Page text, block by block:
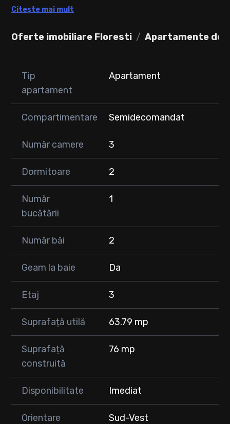
Oferte imobiliare Floresti Apartamente de
Separtat se poate achizitiona si parcare subterana la 8.500
mp.
CF-urile vor iesi maxim pana in luna martie.
detalii si vizionari .
Citește mai mult
Tip
apartament
Apartament
Compartimentare Semidecomandat
Număr camere 3
Dormitoare 2
Număr
bucătării
1
Număr băi 2
Geam la baie Da
Etaj 3
Suprafață utilă 63.79 mp
Suprafață
construită
76 mp
Disponibilitate Imediat
Orientare Sud-Vest